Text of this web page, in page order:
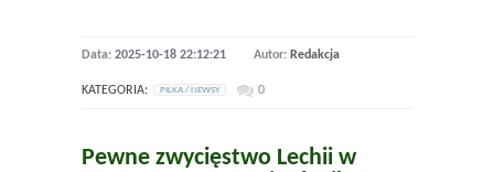
Data: 2025-10-18 22:12:21 Autor: Redakcja
KATEGORIA: PILKA / NEWSY 0
Pewne zwycięstwo Lechii w